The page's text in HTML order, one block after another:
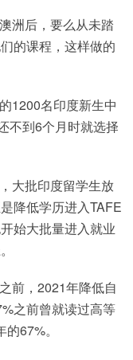
洲后，要么从未踏
的课程，这样做的
1200名印度新生中
不到6个月时就选择
大批印度留学生放
降低学历进入TAFE
始大批量进入就业
前，2021年降低自
之前曾就读过高等
67%。